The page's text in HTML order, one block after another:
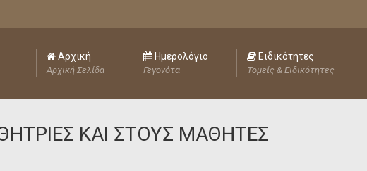
Αρχική
Αρχική Σελίδα
Ημερολόγιο
Γεγονότα
Ειδικότητες
Τομείς & Ειδικότητες
ΚΑΙ ΣΤΟΥΣ ΜΑΘΗΤΕΣ